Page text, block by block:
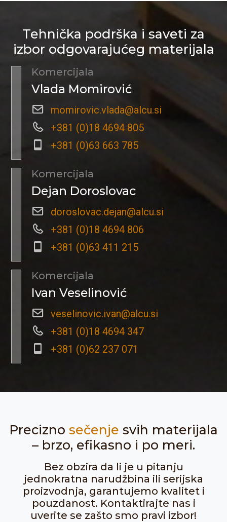
Tehnička podrška i saveti za
izbor odgovarajućeg materijala
Komercijala
Vlada Momirović
momirovic.vlada@alcu.si
+381 (0)18 4694 805
+381 (0)63 663 785
Komercijala
Dejan Doroslovac
doroslovac.dejan@alcu.si
+381 (0)18 4694 806
+381 (0)63 411 215
Komercijala
Ivan Veselinović
veselinovic.ivan@alcu.si
+381 (0)18 4694 347
+381 (0)62 237 071
Precizno sečenje svih materijala
– brzo, efikasno i po meri.
Bez obzira da li je u pitanju
jednokratna narudžbina ili serijska
proizvodnja, garantujemo kvalitet i
pouzdanost. Kontaktirajte nas i
uverite se zašto smo pravi izbor!